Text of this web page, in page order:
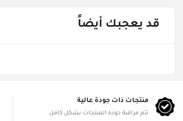
قد يعجبك أيضاً
منتجات ذات جودة عالية
تتم مراقبة جودة المنتجات بشكل كامل